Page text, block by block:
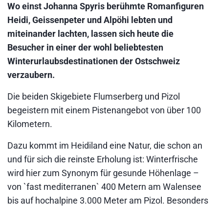
Wo einst Johanna Spyris berühmte Romanfiguren
Heidi, Geissenpeter und Alpöhi lebten und
miteinander lachten, lassen sich heute die
Besucher in einer der wohl beliebtesten
Winterurlaubsdestinationen der Ostschweiz
verzaubern.
Die beiden Skigebiete Flumserberg und Pizol
begeistern mit einem Pistenangebot von über 100
Kilometern.
Dazu kommt im Heidiland eine Natur, die schon an
und für sich die reinste Erholung ist: Winterfrische
wird hier zum Synonym für gesunde Höhenlage –
von `fast mediterranen` 400 Metern am Walensee
bis auf hochalpine 3.000 Meter am Pizol. Besonders